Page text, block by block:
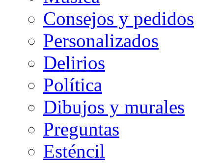
Consejos y pedidos
Personalizados
Delirios
Política
Dibujos y murales
Preguntas
Esténcil